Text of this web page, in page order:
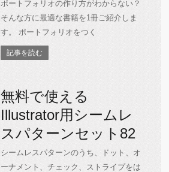
ポートフォリオの作り方がわからない？
そんな方に最適な書籍を1冊ご紹介しま
す。 ポートフォリオをつく
記事を読む
無料で使える
Illustrator用シームレ
スパターンセット82
シームレスパターンのうち、ドット、オ
ーナメント、チェック、ストライプをは